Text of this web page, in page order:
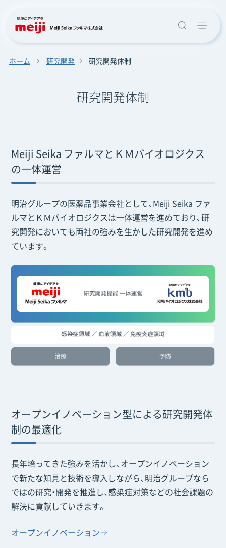
ホーム 研究開発 研究開発体制
研究開発体制
Meiji Seika ファルマとＫＭバイオロジクス
の一体運営
明治グループの医薬品事業会社として、Meiji Seika ファ
ルマとＫＭバイオロジクスは一体運営を進めており、研
究開発においても両社の強みを生かした研究開発を進め
ています。
オープンイノベーション型による研究開発体
制の最適化
長年培ってきた強みを活かし、オープンイノベーション
で新たな知見と技術を導入しながら、明治グループなら
ではの研究・開発を推進し、感染症対策などの社会課題の
解決に貢献していきます。
オープンイノベーション